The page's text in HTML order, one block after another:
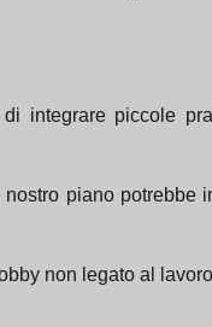
integrare piccole
piano potrebbe
non legato al